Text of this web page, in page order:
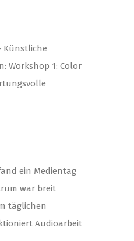
Künstliche
Workshop 1: Color
ein Medientag
war breit
täglichen
Audioarbeit